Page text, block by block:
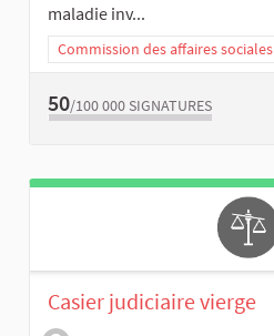
maladie inv...
Commission des affaires sociales
50/100 000 SIGNATURES
Casier judiciaire vierge